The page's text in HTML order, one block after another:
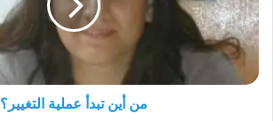
التغيير؟
من أين تبدأ عملية التغيير؟